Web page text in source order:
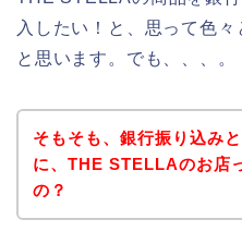
入したい！と、思って色
と思います。でも、、、。
そもそも、銀行振り込み
に、THE STELLAのお店
の？